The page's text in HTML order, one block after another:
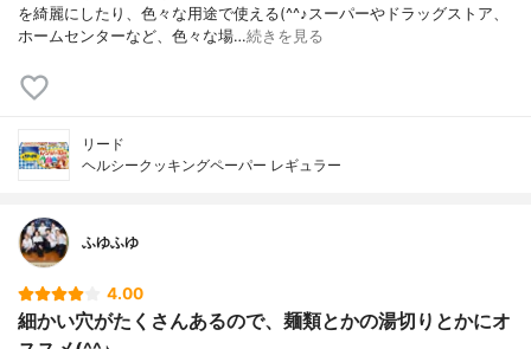
を綺麗にしたり、色々な用途で使える(^^♪スーパーやドラッグストア、
ホームセンターなど、色々な場…続きを見る
リード
ヘルシークッキングペーパー レギュラー
ふゆふゆ
4.00
細かい穴がたくさんあるので、麺類とかの湯切りとかにオ